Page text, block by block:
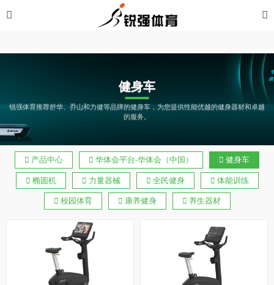
华体会平台
健身车
锐强体育推荐舒华、乔山和力健等品牌的健身车，为您提供性能优越的健身器材和卓越
的服务。
产品中心 华体会平台-华体会（中国） 健身车
椭圆机 力量器械 全民健身 体能训练
校园体育 康养健身 养生器材